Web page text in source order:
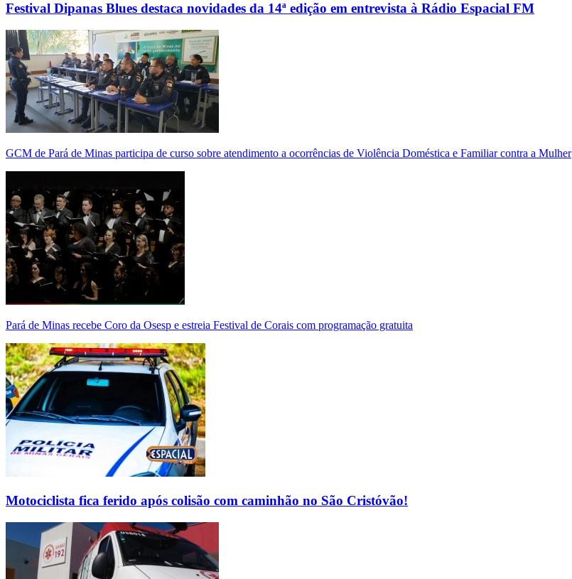
Festival Dipanas Blues destaca novidades da 14ª edição em entrevista à Rádio Espacial FM
GCM de Pará de Minas participa de curso sobre atendimento a ocorrências de Violência Doméstica e Familiar contra a Mulher
Pará de Minas recebe Coro da Osesp e estreia Festival de Corais com programação gratuita
Motociclista fica ferido após colisão com caminhão no São Cristóvão!